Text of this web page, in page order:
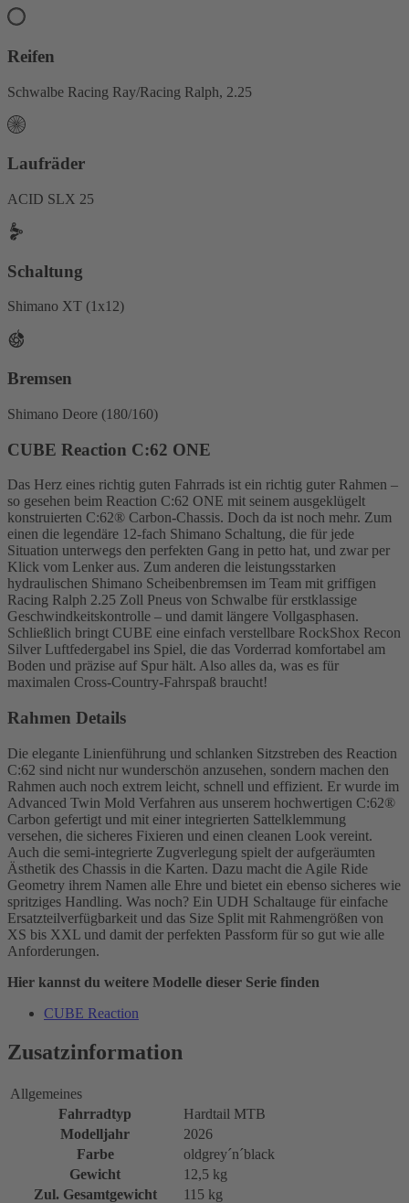
Reifen
Schwalbe Racing Ray/Racing Ralph, 2.25
Laufräder
ACID SLX 25
Schaltung
Shimano XT (1x12)
Bremsen
Shimano Deore (180/160)
CUBE Reaction C:62 ONE
Das Herz eines richtig guten Fahrrads ist ein richtig guter Rahmen –
so gesehen beim Reaction C:62 ONE mit seinem ausgeklügelt
konstruierten C:62® Carbon-Chassis. Doch da ist noch mehr. Zum
einen die legendäre 12-fach Shimano Schaltung, die für jede
Situation unterwegs den perfekten Gang in petto hat, und zwar per
Klick vom Lenker aus. Zum anderen die leistungsstarken
hydraulischen Shimano Scheibenbremsen im Team mit griffigen
Racing Ralph 2.25 Zoll Pneus von Schwalbe für erstklassige
Geschwindkeitskontrolle – und damit längere Vollgasphasen.
Schließlich bringt CUBE eine einfach verstellbare RockShox Recon
Silver Luftfedergabel ins Spiel, die das Vorderrad komfortabel am
Boden und präzise auf Spur hält. Also alles da, was es für
maximalen Cross-Country-Fahrspaß braucht!
Rahmen Details
Die elegante Linienführung und schlanken Sitzstreben des Reaction
C:62 sind nicht nur wunderschön anzusehen, sondern machen den
Rahmen auch noch extrem leicht, schnell und effizient. Er wurde im
Advanced Twin Mold Verfahren aus unserem hochwertigen C:62®
Carbon gefertigt und mit einer integrierten Sattelklemmung
versehen, die sicheres Fixieren und einen cleanen Look vereint.
Auch die semi-integrierte Zugverlegung spielt der aufgeräumten
Ästhetik des Chassis in die Karten. Dazu macht die Agile Ride
Geometry ihrem Namen alle Ehre und bietet ein ebenso sicheres wie
spritziges Handling. Was noch? Ein UDH Schaltauge für einfache
Ersatzteilverfügbarkeit und das Size Split mit Rahmengrößen von
XS bis XXL und damit der perfekten Passform für so gut wie alle
Anforderungen.
Hier kannst du weitere Modelle dieser Serie finden
CUBE Reaction
Zusatzinformation
Allgemeines
Fahrradtyp
Hardtail MTB
Modelljahr
2026
Farbe
oldgrey´n´black
Gewicht
12,5 kg
Zul. Gesamtgewicht
115 kg